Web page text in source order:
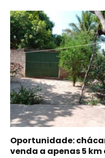
Oportunidade:
venda a apenas 5 km